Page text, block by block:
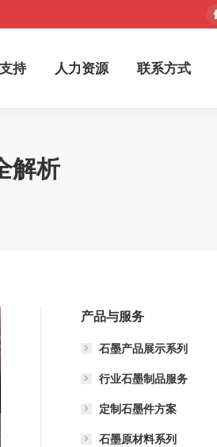
持 人力资源 联系方式
解析
产品与服务
石墨产品展示系列
行业石墨制品服务
定制石墨件方案
石墨原材料系列
支持 人力资源 联系方式